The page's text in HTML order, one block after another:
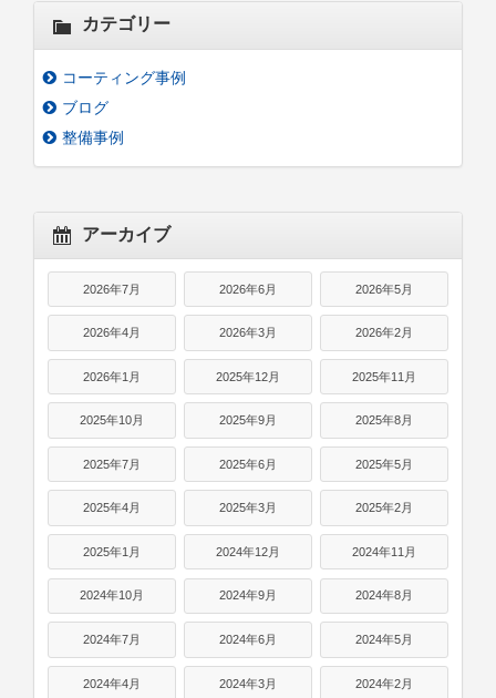
カテゴリー
コーティング事例
ブログ
整備事例
アーカイブ
2026年7月 2026年6月 2026年5月
2026年4月 2026年3月 2026年2月
2026年1月 2025年12月 2025年11月
2025年10月 2025年9月 2025年8月
2025年7月 2025年6月 2025年5月
2025年4月 2025年3月 2025年2月
2025年1月 2024年12月 2024年11月
2024年10月 2024年9月 2024年8月
2024年7月 2024年6月 2024年5月
2024年4月 2024年3月 2024年2月